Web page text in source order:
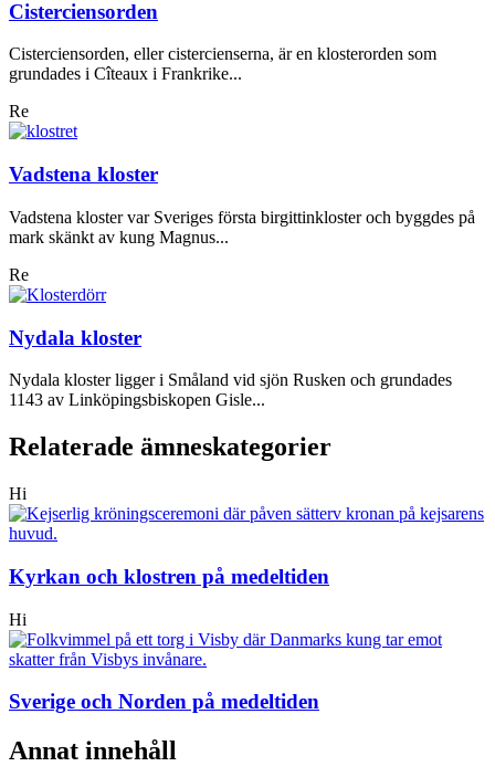
Cisterciensorden
Cisterciensorden, eller cistercienserna, är en klosterorden som
grundades i Cîteaux i Frankrike...
Re
Vadstena kloster
Vadstena kloster var Sveriges första birgittinkloster och byggdes på
mark skänkt av kung Magnus...
Re
Nydala kloster
Nydala kloster ligger i Småland vid sjön Rusken och grundades
1143 av Linköpingsbiskopen Gisle...
Relaterade ämneskategorier
Hi
Kyrkan och klostren på medeltiden
Hi
Sverige och Norden på medeltiden
Annat innehåll